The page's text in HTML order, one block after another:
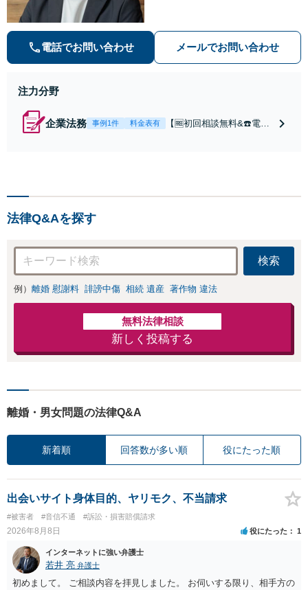
業法務プラン
電話でお問い合わせ メールでお問い合わせ
注力分野
企業法務 事例1件 料金表有
【🆓初回相談無料&☎️電話
法律Q&Aを探す
検索
例） 離婚 慰謝料 誹謗中傷 相続 遺産 著作物 違法
無料法律相談
新しく投稿する
離婚・男女問題の法律Q&A
新着順 回答数が多い順 役にたった順
出会いサイト身体目的、ヤリモク、不当請求
#被害者 #音信不通 #訴訟・損害賠償請求
2026年8月8日 役にたった 1
インターネットに強い弁護士
若井 亮 弁護士
初めまして。 ご相談内容を拝見しました。 お伺いする限り、相手方の